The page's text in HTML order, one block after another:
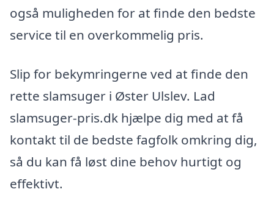
også muligheden for at finde den bedste
service til en overkommelig pris.
Slip for bekymringerne ved at finde den
rette slamsuger i Øster Ulslev. Lad
slamsuger-pris.dk hjælpe dig med at få
kontakt til de bedste fagfolk omkring dig,
så du kan få løst dine behov hurtigt og
effektivt.